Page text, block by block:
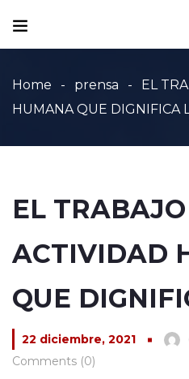
Home prensa
EL
HUMANA QUE DIGNIFICA
EL
ACTIVIDAD
QUE
22 diciembre, 2021
Comments (0)